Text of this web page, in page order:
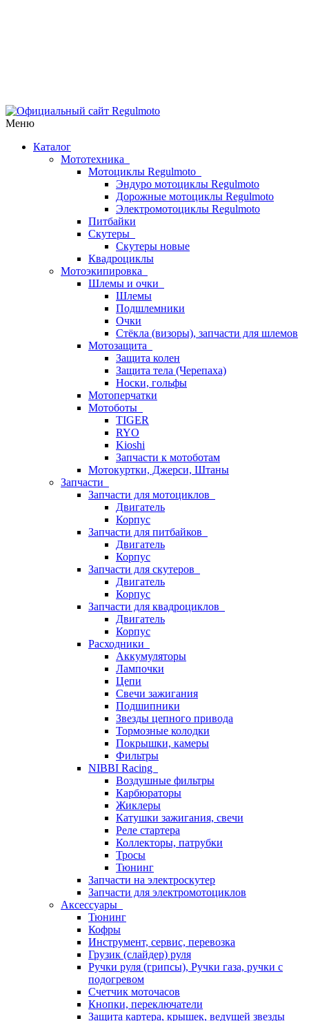
Меню
Каталог
Мототехника
Мотоциклы Regulmoto
Эндуро мотоциклы Regulmoto
Дорожные мотоциклы Regulmoto
Электромотоциклы Regulmoto
Питбайки
Скутеры
Скутеры новые
Квадроциклы
Мотоэкипировка
Шлемы и очки
Шлемы
Подшлемники
Очки
Стёкла (визоры), запчасти для шлемов
Мотозащита
Защита колен
Защита тела (Черепаха)
Носки, гольфы
Мотоперчатки
Мотоботы
TIGER
RYO
Kioshi
Запчасти к мотоботам
Мотокуртки, Джерси, Штаны
Запчасти
Запчасти для мотоциклов
Двигатель
Корпус
Запчасти для питбайков
Двигатель
Корпус
Запчасти для скутеров
Двигатель
Корпус
Запчасти для квадроциклов
Двигатель
Корпус
Расходники
Аккумуляторы
Лампочки
Цепи
Свечи зажигания
Подшипники
Звезды цепного привода
Тормозные колодки
Покрышки, камеры
Фильтры
NIBBI Racing
Воздушные фильтры
Карбюраторы
Жиклеры
Катушки зажигания, свечи
Реле стартера
Коллекторы, патрубки
Тросы
Тюнинг
Запчасти на электроскутер
Запчасти для электромотоциклов
Аксессуары
Тюнинг
Кофры
Инструмент, сервис, перевозка
Грузик (слайдер) руля
Ручки руля (грипсы), Ручки газа, ручки с
подогревом
Счетчик моточасов
Кнопки, переключатели
Защита картера, крышек, ведущей звезды